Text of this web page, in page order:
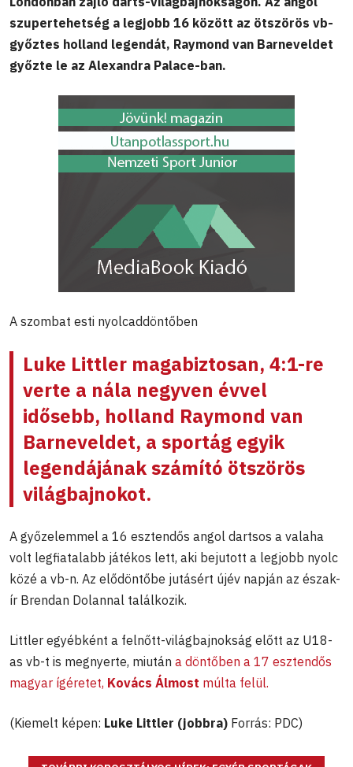
szupertehetség a legjobb 16 között az ötszörös vb-
győztes holland legendát, Raymond van Barneveldet
győzte le az Alexandra Palace-ban.
A szombat esti nyolcaddöntőben
Luke Littler magabiztosan, 4:1-re
verte a nála negyven évvel
idősebb, holland Raymond van
Barneveldet, a sportág egyik
legendájának számító ötszörös
világbajnokot.
A győzelemmel a 16 esztendős angol dartsos a valaha
volt legfiatalabb játékos lett, aki bejutott a legjobb nyolc
közé a vb-n. Az elődöntőbe jutásért újév napján az észak-
ír Brendan Dolannal találkozik.
Littler egyébként a felnőtt-világbajnokság előtt az U18-
as vb-t is megnyerte, miután a döntőben a 17 esztendős
magyar ígéretet, Kovács Álmost múlta felül.
(Kiemelt képen: Luke Littler (jobbra) Forrás: PDC)